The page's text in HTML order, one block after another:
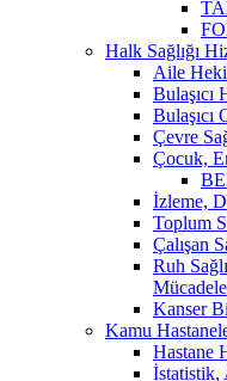
Halk Sağlığı
Aile
Bulaşıcı
Bulaşıcı
Çevre
Çocuk,
İzleme,
Toplum
Çalışan
Ruh
Kanser
Kamu
Hastane
İstatistik,